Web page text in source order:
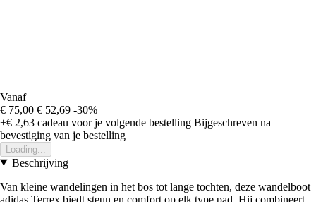
Vanaf
€ 75,00 € 52,69 -30%
+€ 2,63 cadeau voor je volgende bestelling Bijgeschreven na
bevestiging van je bestelling
Loading...
Beschrijving
Van kleine wandelingen in het bos tot lange tochten, deze wandelboot
adidas Terrex biedt steun en comfort op elk type pad. Hij combineert